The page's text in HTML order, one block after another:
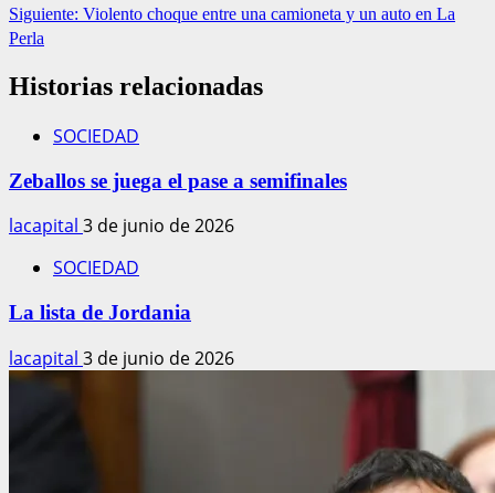
Siguiente: Violento choque entre una camioneta y un auto en La
Perla
Historias relacionadas
SOCIEDAD
Zeballos se juega el pase a semifinales
lacapital 3 de junio de 2026
SOCIEDAD
La lista de Jordania
lacapital 3 de junio de 2026